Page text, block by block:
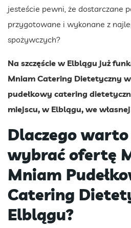
jesteście pewni, że dostarczane
przygotowane i wykonane z
spożywczych?
Na szczęście w Elblągu już
Mniam Catering Dietetyczny
pudełkowy catering
miejscu, w Elblągu, we
Dlaczego
wybrać ofertę
Mniam
Catering
Elblągu?